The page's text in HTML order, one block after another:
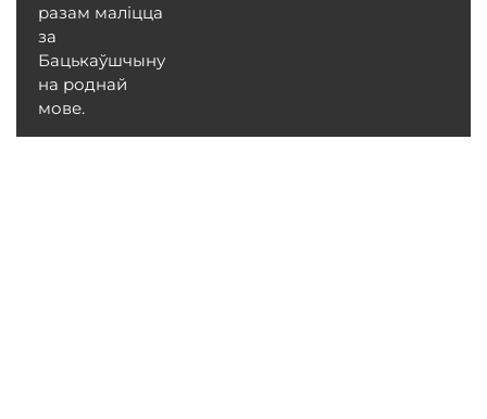
разам маліцца
за
Бацькаўшчыну
на роднай
мове.